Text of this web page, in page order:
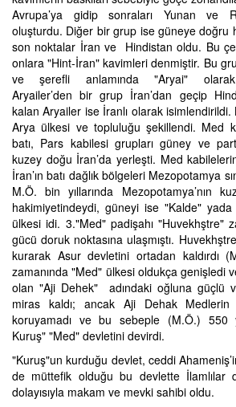
Avrupa’ya gidip sonraları Yunan ve
oluşturdu. Diğer bir grup ise güneye doğru
son noktalar İran ve Hindistan oldu. Bu
onlara "Hint-İran" kavimleri denmiştir. Bu
ve şerefli anlamında "Aryai" olarak
Aryailer’den bir grup İran’dan geçip
kalan Aryailer ise İranlı olarak isimlendirildi.
Arya ülkesi ve topluluğu şekillendi. Med
batı, Pars kabilesi grupları güney ve
kuzey doğu İran’da yerleşti. Med
İran’ın batı dağlık bölgeleri Mezopotamya
M.Ö. bin yıllarında Mezopotamya’nın
hakimiyetindeydi, güneyi ise "Kalde"
ülkesi idi. 3."Med" padişahı "Huvekhştre"
gücü doruk noktasına ulaşmıştı.
kurarak Asur devletini ortadan kaldırdı
zamanında "Med" ülkesi oldukça genişledi
olan "Aji Dehek" adındaki oğluna güçlü
miras kaldı; ancak Aji Dehak
koruyamadı ve bu sebeple (M.Ö.) 550
Kuruş" "Med" devletini devirdi.
"Kuruş"un kurduğu devlet, ceddi
de müttefik olduğu bu devlette İlamlılar
dolayısıyla makam ve mevki sahibi oldu.